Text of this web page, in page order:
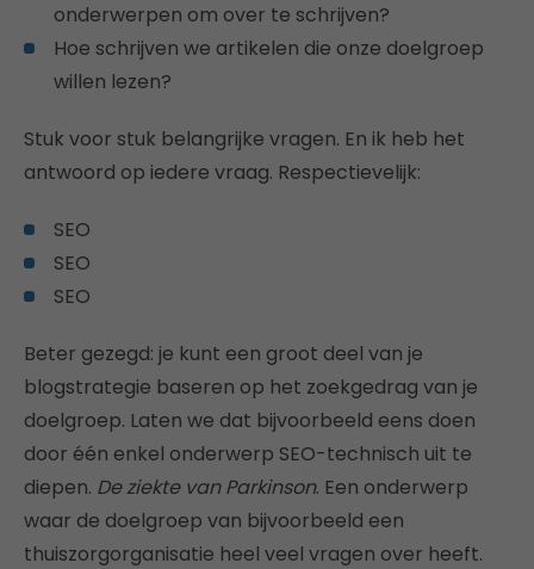
onderwerpen om over te schrijven?
Hoe schrijven we artikelen die onze doelgroep
willen lezen?
Stuk voor stuk belangrijke vragen. En ik heb het
antwoord op iedere vraag. Respectievelijk:
SEO
SEO
SEO
Beter gezegd: je kunt een groot deel van je
blogstrategie baseren op het zoekgedrag van je
doelgroep. Laten we dat bijvoorbeeld eens doen
door één enkel onderwerp SEO-technisch uit te
diepen. De ziekte van Parkinson. Een onderwerp
waar de doelgroep van bijvoorbeeld een
thuiszorgorganisatie heel veel vragen over heeft.